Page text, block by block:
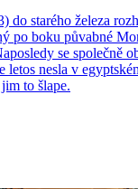
do starého železa
po boku půvabné
se společně
letos nesla v
to šlape.